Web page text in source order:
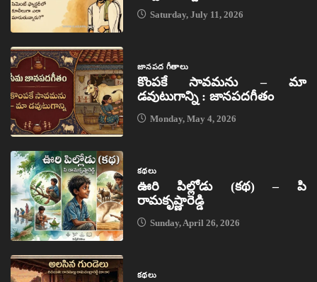
Saturday, July 11, 2026
జానపద గీతాలు
కొంపకే సావమను – మా
డవుటుగాన్ని : జానపదగీతం
Monday, May 4, 2026
కథలు
ఊరి పిల్లోడు (కథ) – పి
రామకృష్ణారెడ్డి
Sunday, April 26, 2026
కథలు